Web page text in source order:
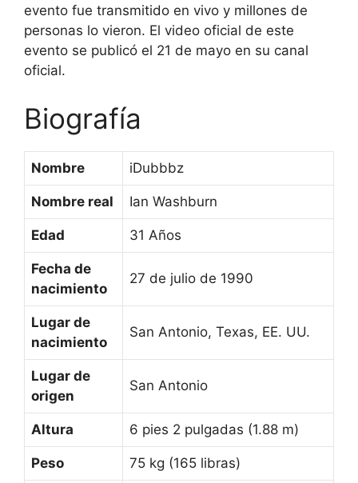
evento fue transmitido en vivo y millones de
personas lo vieron. El video oficial de este
evento se publicó el 21 de mayo en su canal
oficial.
Biografía
Nombre iDubbbz
Nombre real Ian Washburn
Edad 31 Años
Fecha de
nacimiento
27 de julio de 1990
Lugar de
nacimiento
San Antonio, Texas, EE. UU.
Lugar de
origen
San Antonio
Altura 6 pies 2 pulgadas (1.88 m)
Peso 75 kg (165 libras)